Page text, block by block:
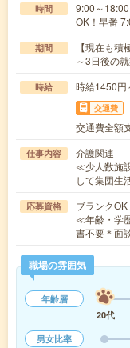
時間
9:00～
OK！早番
期間
【現在も
～3日後の
時給 時給1450
交通費
交通費全額
仕事内容
介護関連
≪少人数施
して集団生
応募資格
ブランク
≪年齢・学
書不要＊面
職場の雰囲気
年齢層
20代
男女比率